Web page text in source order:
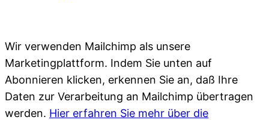
Wir verwenden Mailchimp als unsere
Marketingplattform. Indem Sie unten auf
Abonnieren klicken, erkennen Sie an, daß Ihre
Daten zur Verarbeitung an Mailchimp übertragen
werden. Hier erfahren Sie mehr über die